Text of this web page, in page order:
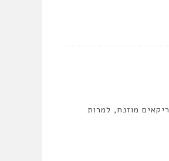
מוזנח, למרות